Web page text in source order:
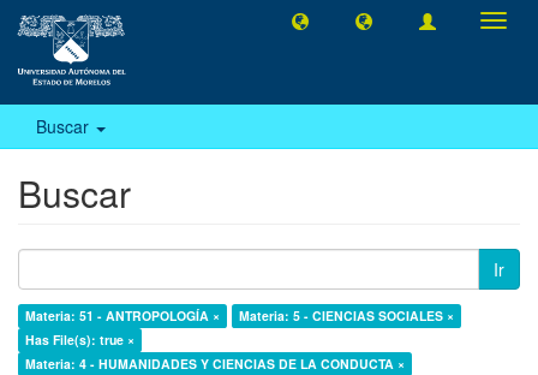
Buscar
Buscar
Ir
Materia: 51 - ANTROPOLOGÍA ×
Materia: 5 - CIENCIAS SOCIALES ×
Has File(s): true ×
Materia: 4 - HUMANIDADES Y CIENCIAS DE LA CONDUCTA ×